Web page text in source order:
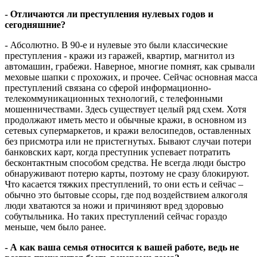
- Отличаются ли преступления нулевых годов и
сегодняшние?
- Абсолютно. В 90-е и нулевые это были классические
преступления - кражи из гаражей, квартир, магнитол из
автомашин, грабежи. Наверное, многие помнят, как срывали
меховые шапки с прохожих, и прочее. Сейчас основная масса
преступлений связана со сферой информационно-
телекоммуникационных технологий, с телефонными
мошенничествами. Здесь существует целый ряд схем. Хотя
продолжают иметь место и обычные кражи, в основном из
сетевых супермаркетов, и кражи велосипедов, оставленных
без присмотра или не пристегнутых. Бывают случаи потери
банковских карт, когда преступник успевает потратить
бесконтактным способом средства. Не всегда люди быстро
обнаруживают потерю карты, поэтому не сразу блокируют.
Что касается тяжких преступлений, то они есть и сейчас –
обычно это бытовые ссоры, где под воздействием алкоголя
люди хватаются за ножи и причиняют вред здоровью
собутыльника. Но таких преступлений сейчас гораздо
меньше, чем было ранее.
- А как ваша семья относится к вашей работе, ведь не